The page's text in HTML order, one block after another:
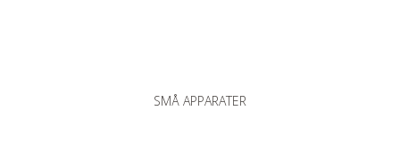
SMÅ APPARATER